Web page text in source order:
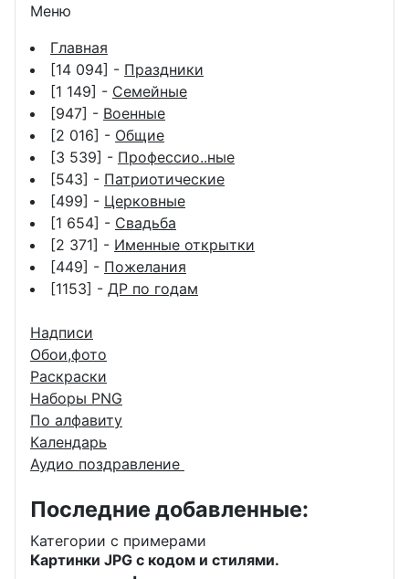
Меню
Главная
[14 094] - Праздники
[1 149] - Семейные
[947] - Военные
[2 016] - Общие
[3 539] - Профессио..ные
[543] - Патриотические
[499] - Церковные
[1 654] - Свадьба
[2 371] - Именные открытки
[449] - Пожелания
[1153] - ДР по годам
Надписи
Обои,фото
Раскраски
Наборы PNG
По алфавиту
Календарь
Аудио поздравление
Последние добавленные:
Категории с примерами
Картинки JPG с кодом и стилями.